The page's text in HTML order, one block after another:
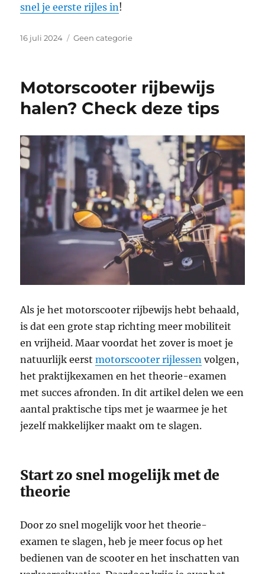
snel je eerste rijles in!
Geplaatst
16 juli 2024 Categorieën
Geen categorie
Motorscooter rijbewijs
halen? Check deze tips
Als je het motorscooter rijbewijs hebt behaald,
is dat een grote stap richting meer mobiliteit
en vrijheid. Maar voordat het zover is moet je
natuurlijk eerstmotorscooter rijlessen volgen,
het praktijkexamen en het theorie-examen
met succes afronden. In dit artikel delen we een
aantal praktische tips met je waarmee je het
jezelf makkelijker maakt om te slagen.
Start zo snel mogelijk met de
theorie
Door zo snel mogelijk voor het theorie-
examen te slagen, heb je meer focus op het
bedienen van de scooter en het inschatten van